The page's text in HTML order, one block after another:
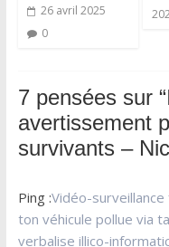
26 avril 2025
0
7 pensées sur “
avertissement
survivants –
Ping :Vidéo-
ton véhicule pollue via
verbalise illico-